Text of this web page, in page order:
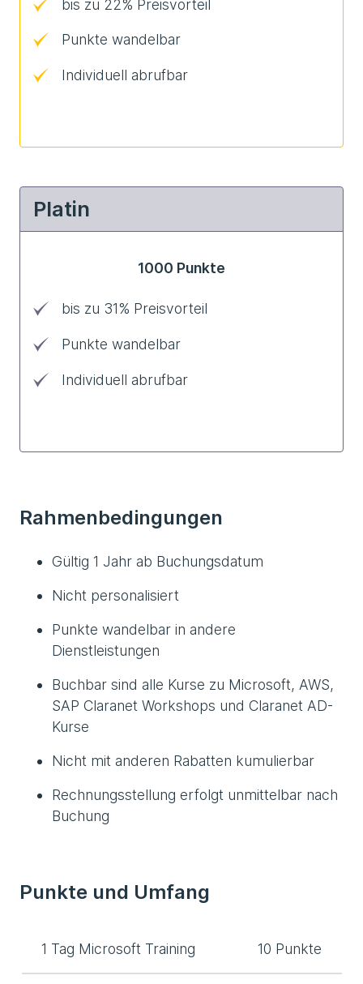
bis zu 22% Preisvorteil
Punkte wandelbar
Individuell abrufbar
Platin
1000 Punkte
bis zu 31% Preisvorteil
Punkte wandelbar
Individuell abrufbar
Rahmenbedingungen
Gültig 1 Jahr ab Buchungsdatum
Nicht personalisiert
Punkte wandelbar in andere
Dienstleistungen
Buchbar sind alle Kurse zu Microsoft, AWS,
SAP Claranet Workshops und Claranet AD-
Kurse
Nicht mit anderen Rabatten kumulierbar
Rechnungsstellung erfolgt unmittelbar nach
Buchung
Punkte und Umfang
1 Tag Microsoft Training 10 Punkte